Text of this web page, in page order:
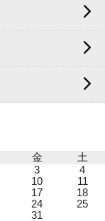
金
土
3
4
10
11
17
18
24
25
31